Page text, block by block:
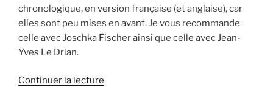
chronologique, en version française (et anglaise), car
elles sont peu mises en avant. Je vous recommande
celle avec Joschka Fischer ainsi que celle avec Jean-
Yves Le Drian.
Continuer la lecture